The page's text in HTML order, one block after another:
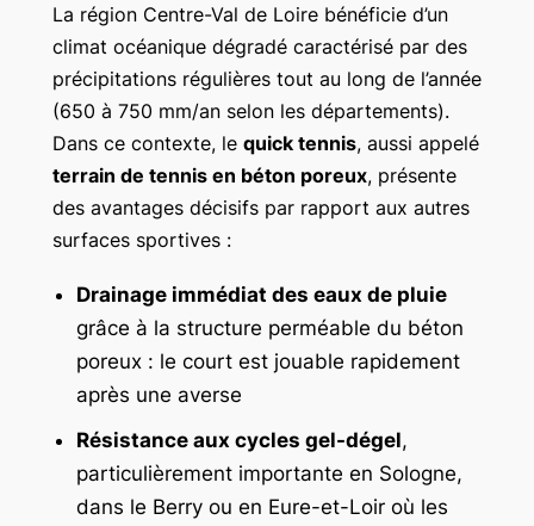
La région Centre-Val de Loire bénéficie d’un
climat océanique dégradé caractérisé par des
précipitations régulières tout au long de l’année
(650 à 750 mm/an selon les départements).
Dans ce contexte, le quick tennis, aussi appelé
terrain de tennis en béton poreux, présente
des avantages décisifs par rapport aux autres
surfaces sportives :
Drainage immédiat des eaux de pluie
grâce à la structure perméable du béton
poreux : le court est jouable rapidement
après une averse
Résistance aux cycles gel-dégel,
particulièrement importante en Sologne,
dans le Berry ou en Eure-et-Loir où les